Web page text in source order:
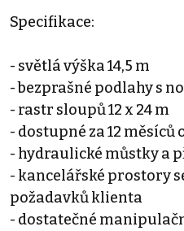
Specifikace:
- světlá výška 14,5 m
- bezprašné podlahy s
- rastr sloupů 12 x 24 m
- dostupné za 12
- hydraulické můstky a
- kancelářské prostory
požadavků klienta
- dostatečné